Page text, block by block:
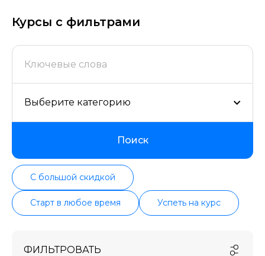
попробуйте бесплатные варианты. Большой выбор
обучающих программ по цене, продолжительности,
поддерживаем информацию о всех курсах
проверенных школ в актуальном состоянии.
Курсы с фильтрами
Выберите категорию
Поиск
С большой скидкой
Старт в любое время Успеть на курс
ФИЛЬТРОВАТЬ